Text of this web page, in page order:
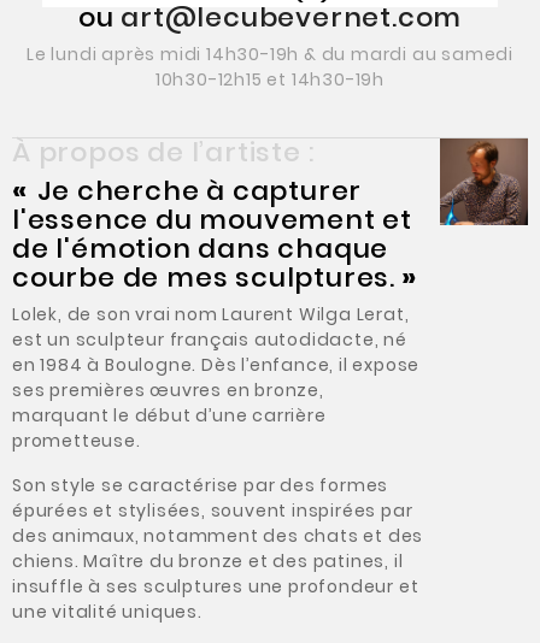
ou art@lecubevernet.com
Le lundi après midi 14h30-19h & du mardi au samedi
10h30-12h15 et 14h30-19h
À propos de l’artiste :
« Je cherche à capturer
l'essence du mouvement et
de l'émotion dans chaque
courbe de mes sculptures. »
Lolek, de son vrai nom Laurent Wilga Lerat,
est un sculpteur français autodidacte, né
en 1984 à Boulogne. Dès l’enfance, il expose
ses premières œuvres en bronze,
marquant le début d’une carrière
prometteuse.
Son style se caractérise par des formes
épurées et stylisées, souvent inspirées par
des animaux, notamment des chats et des
chiens. Maître du bronze et des patines, il
insuffle à ses sculptures une profondeur et
une vitalité uniques.